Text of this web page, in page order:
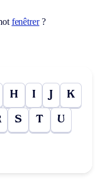
fenêtrer?
H I J K
S T U